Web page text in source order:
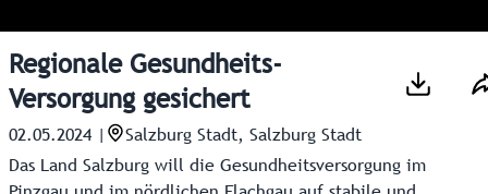
Regionale Gesundheits-
Versorgung gesichert
02.05.2024
Salzburg Stadt, Salzburg Stadt
Das Land Salzburg will die Gesundheitsversorgung im